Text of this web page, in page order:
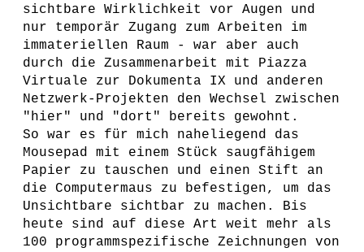
sichtbare Wirklichkeit vor Augen und
nur temporär Zugang zum Arbeiten im
immateriellen Raum - war aber auch
durch die Zusammenarbeit mit Piazza
Virtuale zur Dokumenta IX und anderen
Netzwerk-Projekten den Wechsel zwischen
"hier" und "dort" bereits gewohnt.
So war es für mich naheliegend das
Mousepad mit einem Stück saugfähigem
Papier zu tauschen und einen Stift an
die Computermaus zu befestigen, um das
Unsichtbare sichtbar zu machen. Bis
heute sind auf diese Art weit mehr als
100 programmspezifische Zeichnungen von